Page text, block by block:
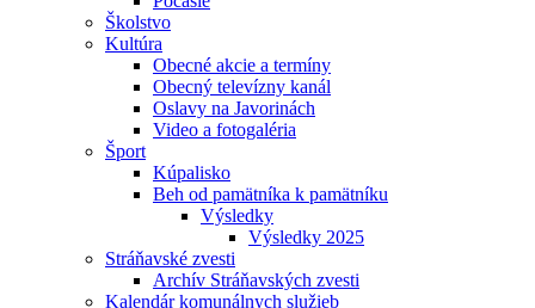
Školstvo
Kultúra
Obecné akcie a termíny
Obecný televízny kanál
Oslavy na Javorinách
Video a fotogaléria
Šport
Kúpalisko
Beh od pamätníka k pamätníku
Výsledky
Výsledky 2025
Stráňavské zvesti
Archív Stráňavských zvesti
Kalendár komunálnych služieb